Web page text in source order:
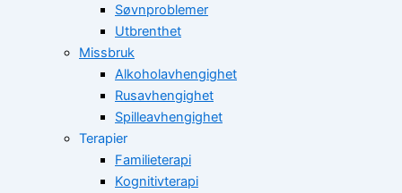
Søvnproblemer
Utbrenthet
Missbruk
Alkoholavhengighet
Rusavhengighet
Spilleavhengighet
Terapier
Familieterapi
Kognitivterapi